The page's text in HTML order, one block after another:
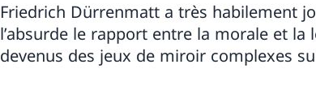
Friedrich Dürrenmatt a très habilement
l’absurde le rapport entre la morale et
devenus des jeux de miroir complexes